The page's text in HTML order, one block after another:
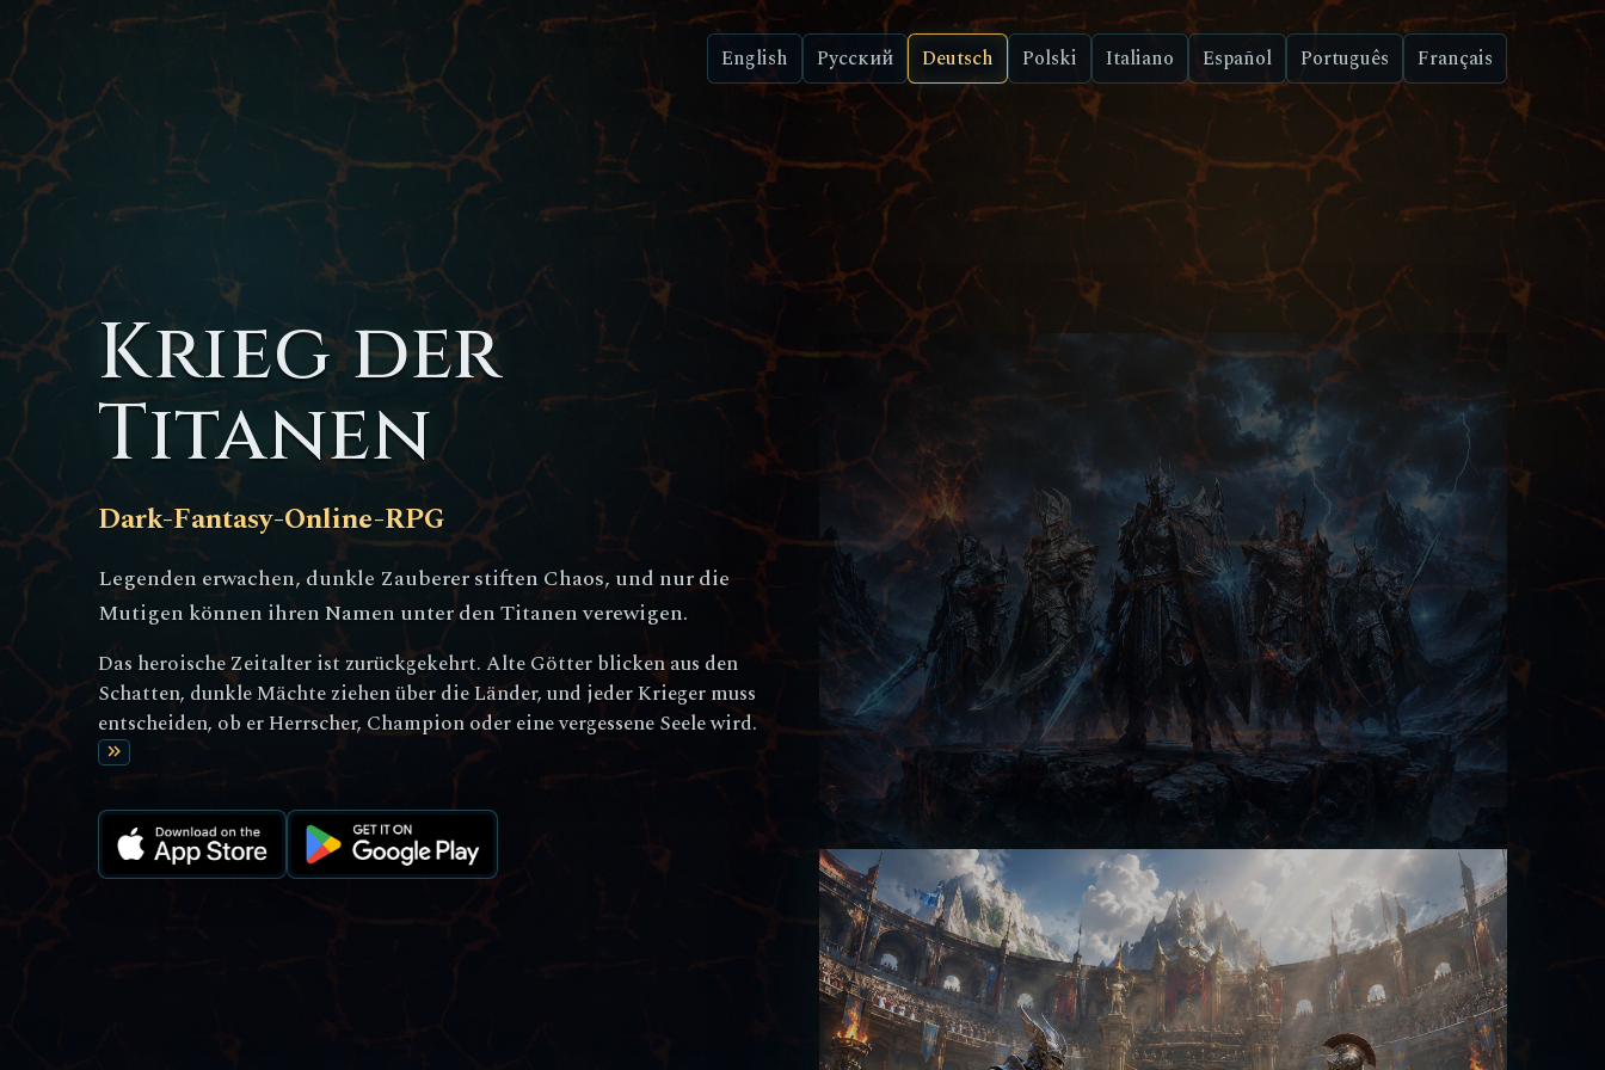
English Русский Deutsch Polski Italiano Español Português Français
Krieg der
Titanen
Dark-Fantasy-Online-RPG
Legenden erwachen, dunkle Zauberer stiften Chaos, und nur die
Mutigen können ihren Namen unter den Titanen verewigen.
Das heroische Zeitalter ist zurückgekehrt. Alte Götter blicken aus den
Schatten, dunkle Mächte ziehen über die Länder, und jeder Krieger muss
entscheiden, ob er Herrscher, Champion oder eine vergessene Seele wird.
keyboard_double_arrow_right